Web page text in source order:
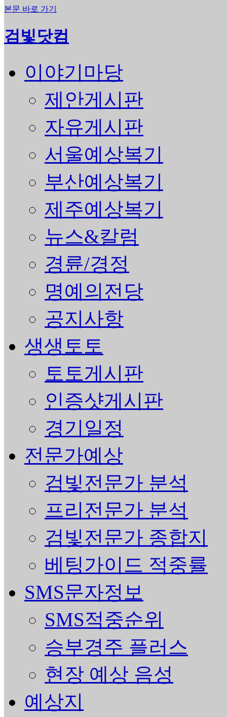
본문 바로 가기
검빛닷컴
이야기마당
제안게시판
자유게시판
서울예상복기
부산예상복기
제주예상복기
뉴스&칼럼
경륜/경정
명예의전당
공지사항
생생토토
토토게시판
인증샷게시판
경기일정
전문가예상
검빛전문가 분석
프리전문가 분석
검빛전문가 종합지
베팅가이드 적중률
SMS문자정보
SMS적중순위
승부경주 플러스
현장 예상 음성
예상지